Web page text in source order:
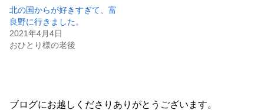
北の国からが好きすぎて、富
良野に行きました。
2021年4月4日
おひとり様の老後
ブログにお越しくださりありがとうございます。